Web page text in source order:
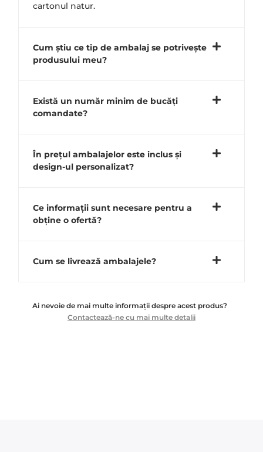
cartonul natur.
Cum știu ce tip de ambalaj se potrivește
produsului meu?
Există un număr minim de bucăți
comandate?
În prețul ambalajelor este inclus și
design-ul personalizat?
Ce informații sunt necesare pentru a
obține o ofertă?
Cum se livrează ambalajele?
Ai nevoie de mai multe informații despre acest produs?
Contactează-ne cu mai multe detalii